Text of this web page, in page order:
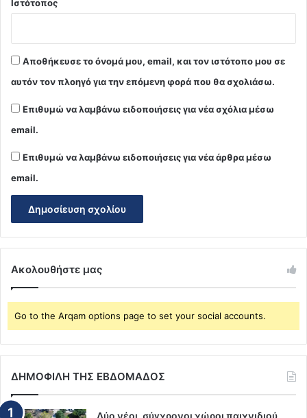
Ιστότοπος
Αποθήκευσε το όνομά μου, email, και τον ιστότοπο μου σε
αυτόν τον πλοηγό για την επόμενη φορά που θα σχολιάσω.
Επιθυμώ να λαμβάνω ειδοποιήσεις για νέα σχόλια μέσω
email.
Επιθυμώ να λαμβάνω ειδοποιήσεις για νέα άρθρα μέσω
email.
Ακολουθήστε μας
Go to the Arqam options page to set your social accounts.
ΔΗΜΟΦΙΛΗ ΤΗΣ ΕΒΔΟΜΑΔΟΣ
Δύο νέοι, σύγχρονοι χώροι παιχνιδιού